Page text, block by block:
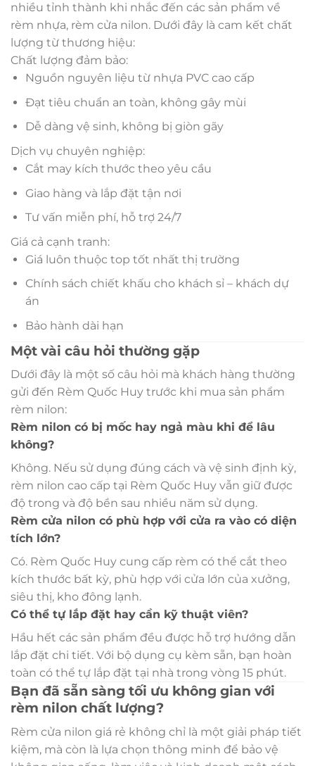
nhiều tỉnh thành khi nhắc đến các sản phẩm về
rèm nhựa, rèm cửa nilon. Dưới đây là cam kết chất
lượng từ thương hiệu:
Chất lượng đảm bảo:
Nguồn nguyên liệu từ nhựa PVC cao cấp
Đạt tiêu chuẩn an toàn, không gây mùi
Dễ dàng vệ sinh, không bị giòn gãy
Dịch vụ chuyên nghiệp:
Cắt may kích thước theo yêu cầu
Giao hàng và lắp đặt tận nơi
Tư vấn miễn phí, hỗ trợ 24/7
Giá cả cạnh tranh:
Giá luôn thuộc top tốt nhất thị trường
Chính sách chiết khấu cho khách sỉ – khách dự
án
Bảo hành dài hạn
Một vài câu hỏi thường gặp
Dưới đây là một số câu hỏi mà khách hàng thường
gửi đến Rèm Quốc Huy trước khi mua sản phẩm
rèm nilon:
Rèm nilon có bị mốc hay ngả màu khi để lâu
không?
Không. Nếu sử dụng đúng cách và vệ sinh định kỳ,
rèm nilon cao cấp tại Rèm Quốc Huy vẫn giữ được
độ trong và độ bền sau nhiều năm sử dụng.
Rèm cửa nilon có phù hợp với cửa ra vào có diện
tích lớn?
Có. Rèm Quốc Huy cung cấp rèm có thể cắt theo
kích thước bất kỳ, phù hợp với cửa lớn của xưởng,
siêu thị, kho đông lạnh.
Có thể tự lắp đặt hay cần kỹ thuật viên?
Hầu hết các sản phẩm đều được hỗ trợ hướng dẫn
lắp đặt chi tiết. Với bộ dụng cụ kèm sẵn, bạn hoàn
toàn có thể tự lắp đặt tại nhà trong vòng 15 phút.
Bạn đã sẵn sàng tối ưu không gian với
rèm nilon chất lượng?
Rèm cửa nilon giá rẻ không chỉ là một giải pháp tiết
kiệm, mà còn là lựa chọn thông minh để bảo vệ